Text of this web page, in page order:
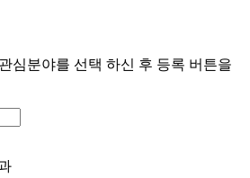
심분야를 선택 하신 후 등록 버튼을